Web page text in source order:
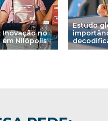
Inovação no
em Nilópolis
Estudo